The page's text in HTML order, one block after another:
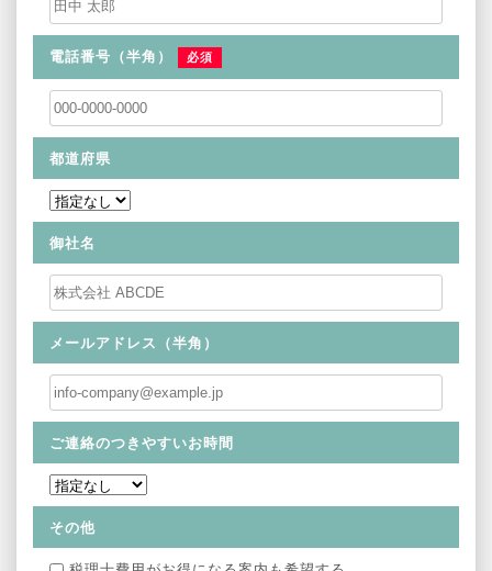
電話番号（半角） 必須
都道府県
御社名
メールアドレス（半角）
ご連絡のつきやすいお時間
その他